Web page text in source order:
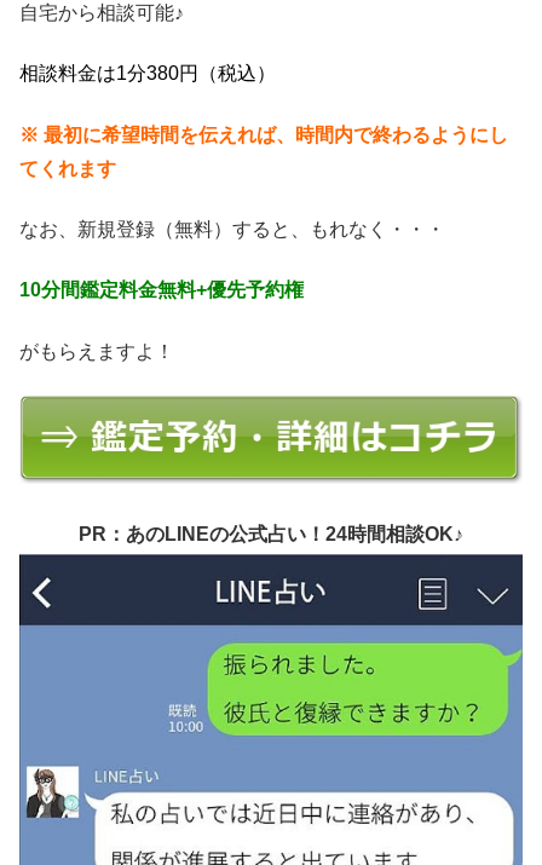
自宅から相談可能♪
相談料金は1分380円（税込）
※ 最初に希望時間を伝えれば、時間内で終わるようにし
てくれます
なお、新規登録（無料）すると、もれなく・・・
10分間鑑定料金無料+優先予約権
がもらえますよ！
PR：あのLINEの公式占い！24時間相談OK♪